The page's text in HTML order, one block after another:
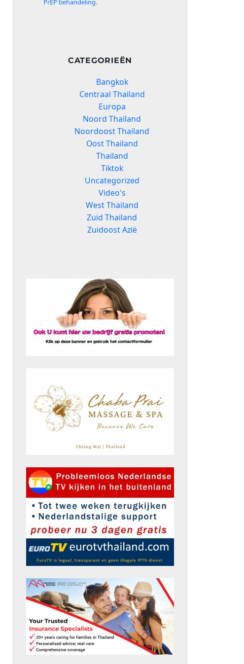
PrEP behandeling.
CATEGORIEËN
Bangkok
Centraal Thailand
Europa
Noord Thailand
Noordoost Thailand
Oost Thailand
Thailand
Tiktok
Uncategorized
Video's
West Thailand
Zuid Thailand
Zuidoost Azië